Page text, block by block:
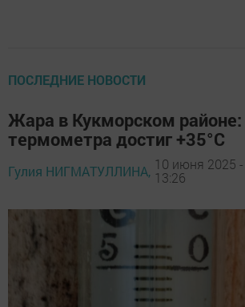
ПОСЛЕДНИЕ НОВОСТИ
Жара в Кукморском
термометра достиг +35°C
Гулия НИГМАТУЛЛИНА, 10 июня 2025 -
13:26